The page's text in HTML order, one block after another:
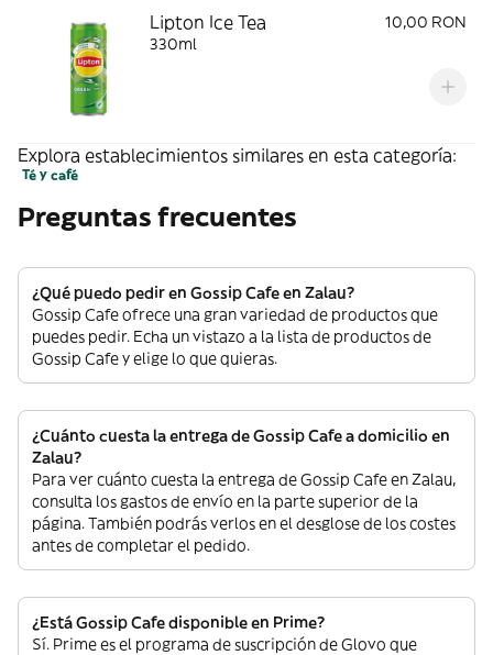
Lipton Ice Tea
10,00 RON
330ml
Explora establecimientos similares en esta categoría:
Té y café
Preguntas frecuentes
¿Qué puedo pedir en Gossip Cafe en Zalau?
Gossip Cafe ofrece una gran variedad de productos que
puedes pedir. Echa un vistazo a la lista de productos de
Gossip Cafe y elige lo que quieras.
¿Cuánto cuesta la entrega de Gossip Cafe a domicilio en
Zalau?
Para ver cuánto cuesta la entrega de Gossip Cafe en Zalau,
consulta los gastos de envío en la parte superior de la
página. También podrás verlos en el desglose de los costes
antes de completar el pedido.
¿Está Gossip Cafe disponible en Prime?
Sí. Prime es el programa de suscripción de Glovo que